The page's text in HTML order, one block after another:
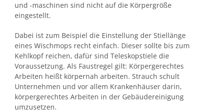
und -maschinen sind nicht auf die Körpergröße
eingestellt.
Dabei ist zum Beispiel die Einstellung der Stiellänge
eines Wischmops recht einfach. Dieser sollte bis zum
Kehlkopf reichen, dafür sind Teleskopstiele die
Voraussetzung. Als Faustregel gilt: Körpergerechtes
Arbeiten heißt körpernah arbeiten. Strauch schult
Unternehmen und vor allem Krankenhäuser darin,
körpergerechtes Arbeiten in der Gebäudereinigung
umzusetzen.